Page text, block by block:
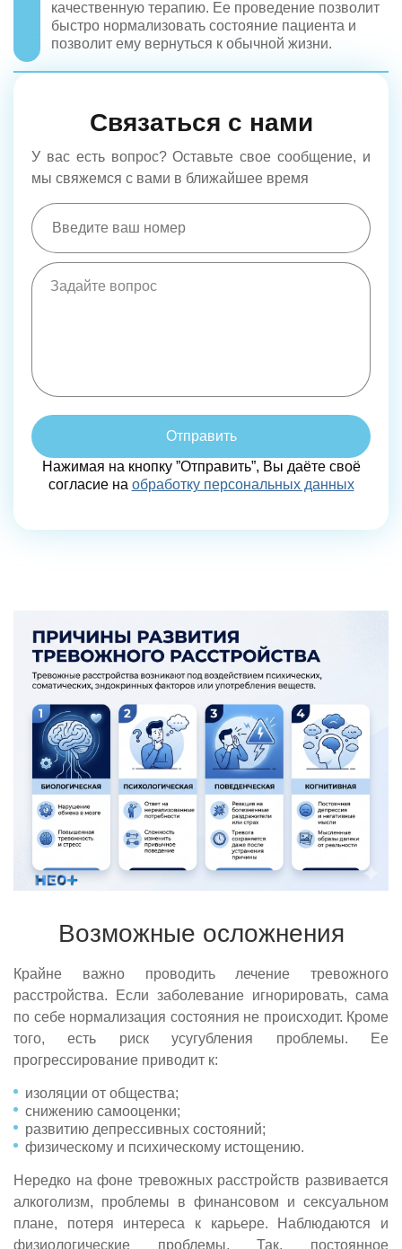
качественную терапию. Ее проведение позволит
быстро нормализовать состояние пациента и
позволит ему вернуться к обычной жизни.
Связаться с нами
У вас есть вопрос? Оставьте свое сообщение, и
мы свяжемся с вами в ближайшее время
Отправить
Нажимая на кнопку ”Отправить”, Вы даёте своё
согласие на обработку персональных данных
Возможные осложнения
Крайне важно проводить лечение тревожного
расстройства. Если заболевание игнорировать, сама
по себе нормализация состояния не происходит. Кроме
того, есть риск усугубления проблемы. Ее
прогрессирование приводит к:
изоляции от общества;
снижению самооценки;
развитию депрессивных состояний;
физическому и психическому истощению.
Нередко на фоне тревожных расстройств развивается
алкоголизм, проблемы в финансовом и сексуальном
плане, потеря интереса к карьере. Наблюдаются и
физиологические проблемы. Так, постоянное